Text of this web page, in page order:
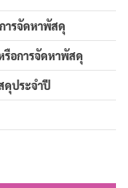
ารจัดหาพัสดุ
รือการจัดหาพัสดุ
ดุประจำปี